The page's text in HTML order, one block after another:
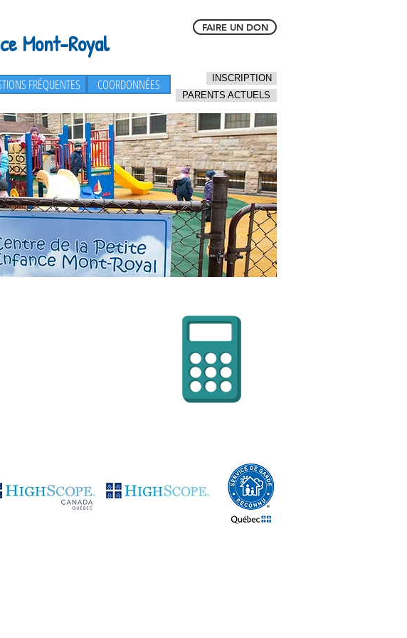
Mont-Royal
FAIRE UN DON
FRÉQUENTES COORDONNÉES
INSCRIPTION
PARENTS ACTUELS